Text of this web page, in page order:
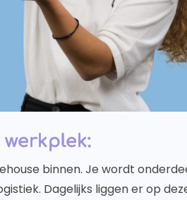
binnen. Je wordt
Dagelijks liggen er op